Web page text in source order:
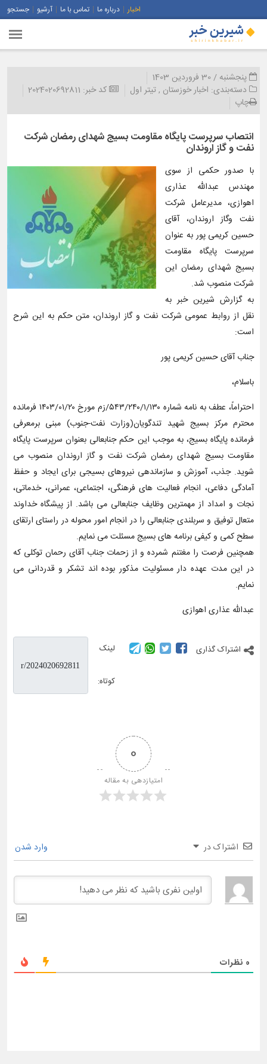
اخبار درباره ما تماس با ما آرشیو جستجو
پنجشنبه / 30 فروردین 1403
دسته‌بندی: اخبار خوزستان ,تیتر اول کد خبر: 2024020692811
چاپ
انتصاب سرپرست پایگاه مقاومت بسیج شهدای رمضان شركت
نفت و گاز اروندان
با صدور حکمی از سوی
مهندس عبدالله عذاری
اهوازی، مدیرعامل شرکت
نفت وگاز اروندان، آقای
حسین کریمی پور به عنوان
سرپرست پایگاه مقاومت
بسیج شهدای رمضان این
شرکت منصوب شد.
به گزارش شیرین خبر به
نقل از روابط عمومی شرکت نفت و گاز اروندان، متن حکم به این شرح
است:
جناب آقای حسین کریمی پور
باسلام،
احتراماً، عطف به نامه شماره ۵۴۳/۲۴۰/۱/۱۳۰/زم مورخ ۱۴۰۳/۰۱/۲۰ فرمانده
محترم مرکز بسیج شهید تندگویان(وزارت نفت-جنوب) مبنی برمعرفی
فرمانده پایگاه بسیج، به موجب این حکم جنابعالی بعنوان سرپرست پایگاه
مقاومت بسیج شهدای رمضان شرکت نفت و گاز اروندان منصوب می
شوید. جذب، آموزش و سازماندهی نیروهای بسیجی برای ایجاد و حفظ
آمادگی دفاعی، انجام فعالیت های فرهنگی، اجتماعی، عمرانی، خدماتی،
نجات و امداد از مهمترین وظایف جنابعالی می باشد. از پیشگاه خداوند
متعال توفیق و سربلندی جنابعالی را در انجام امور محوله در راستای ارتقای
سطح کمی و کیفی برنامه های بسیج مسئلت می نمایم.
همچنین فرصت را مغتنم شمرده و از زحمات جناب آقای رحمان توکلی که
در این مدت عهده دار مسئولیت مذکور بوده اند تشکر و قدردانی می
نمایم.
عبدالله عذاری اهوازی
اشتراک گذاری لینک
کوتاه:
0
امتیازدهی به مقاله
اشتراک در وارد شدن
0 نظرات